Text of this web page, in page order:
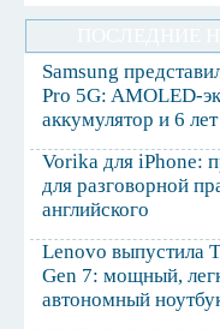
Samsung
Pro 5G: AMOLED-
аккумулятор и 6
Vorika для iPhone:
для разговорной
английского
Lenovo выпустила
Gen 7: мощный,
автономный